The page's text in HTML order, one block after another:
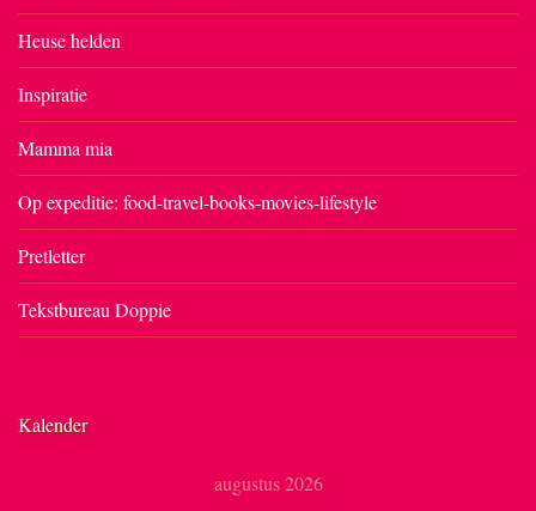
Heuse helden
Inspiratie
Mamma mia
Op expeditie: food-travel-books-movies-lifestyle
Pretletter
Tekstbureau Doppie
Kalender
augustus 2026